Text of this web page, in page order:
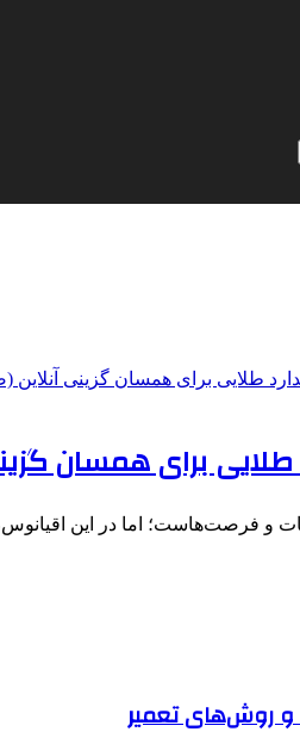
طلایی برای همسان
و فرصت‌هاست؛ اما در این